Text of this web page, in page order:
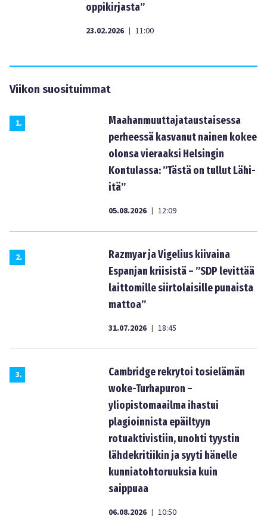
oppikirjasta”
23.02.2026 | 11:00
Viikon suosituimmat
1.
Maahanmuuttajataustaisessa
perheessä kasvanut nainen kokee
olonsa vieraaksi Helsingin
Kontulassa: ”Tästä on tullut Lähi-
itä”
05.08.2026 | 12:09
2.
Razmyar ja Vigelius kiivaina
Espanjan kriisistä – ”SDP levittää
laittomille siirtolaisille punaista
mattoa”
31.07.2026 | 18:45
3.
Cambridge rekrytoi tosielämän
woke-Turhapuron –
yliopistomaailma ihastui
plagioinnista epäiltyyn
rotuaktivistiin, unohti tyystin
lähdekritiikin ja syyti hänelle
kunniatohtoruuksia kuin
saippuaa
06.08.2026 | 10:50